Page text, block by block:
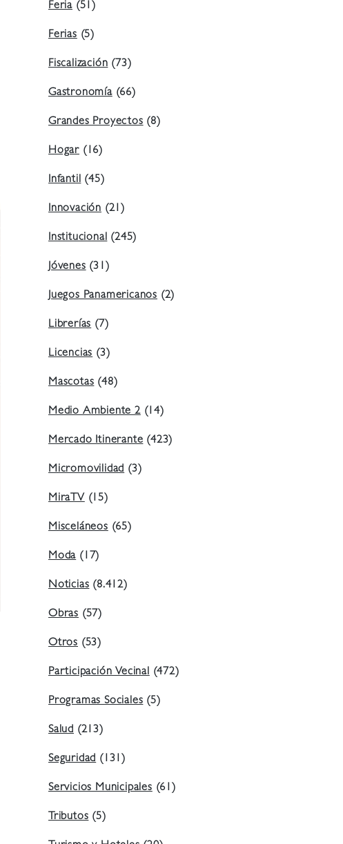
Feria (51)
Ferias(5)
Fiscalización(73)
Gastronomía(66)
Grandes Proyectos(8)
Hogar (16)
Infantil(45)
Innovación (21)
Institucional(245)
Jóvenes(31)
Juegos Panamericanos (2)
Librerías(7)
Licencias(3)
Mascotas(48)
Medio Ambiente 2(14)
Mercado Itinerante(423)
Micromovilidad(3)
MiraTV(15)
Misceláneos(65)
Moda(17)
Noticias(8.412)
Obras (57)
Otros (53)
Participación Vecinal(472)
Programas Sociales(5)
Salud (213)
Seguridad(131)
Servicios Municipales(61)
Tributos(5)